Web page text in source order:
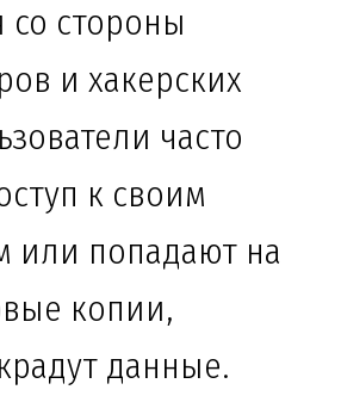
со стороны
и хакерских
часто
к своим
или попадают на
копии,
данные.